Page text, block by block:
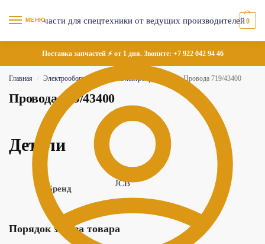
МЕНЮ 0
Поставка запчастей ⚡ от 1 дня. Звоните: +7 922 042 94 46
Главная / Электрооборудование Электропроводка / Провода 719/43400
Провода 719/43400
Детали
Бренд
JCB
Порядок заказа товара